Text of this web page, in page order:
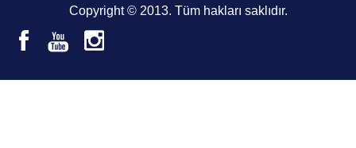
Copyright © 2013. Tüm hakları saklıdır.